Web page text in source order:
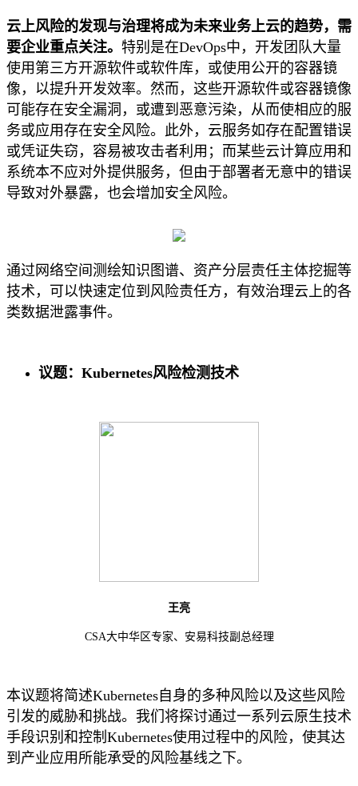
云上风险的发现与治理将成为未来业务上云的趋势，需
要企业重点关注。 特别是在DevOps中，开发团队大量
使用第三方开源软件或软件库，或使用公开的容器镜
像，以提升开发效率。然而，这些开源软件或容器镜像
可能存在安全漏洞，或遭到恶意污染，从而使相应的服
务或应用存在安全风险。此外，云服务如存在配置错误
或凭证失窃，容易被攻击者利用；而某些云计算应用和
系统本不应对外提供服务，但由于部署者无意中的错误
导致对外暴露，也会增加安全风险。
通过网络空间测绘知识图谱、资产分层责任主体挖掘等
技术，可以快速定位到风险责任方，有效治理云上的各
类数据泄露事件。
议题：Kubernetes风险检测技术
王亮
CSA大中华区专家、安易科技副总经理
本议题将简述Kubernetes自身的多种风险以及这些风险
引发的威胁和挑战。我们将探讨通过一系列云原生技术
手段识别和控制Kubernetes使用过程中的风险，使其达
到产业应用所能承受的风险基线之下。